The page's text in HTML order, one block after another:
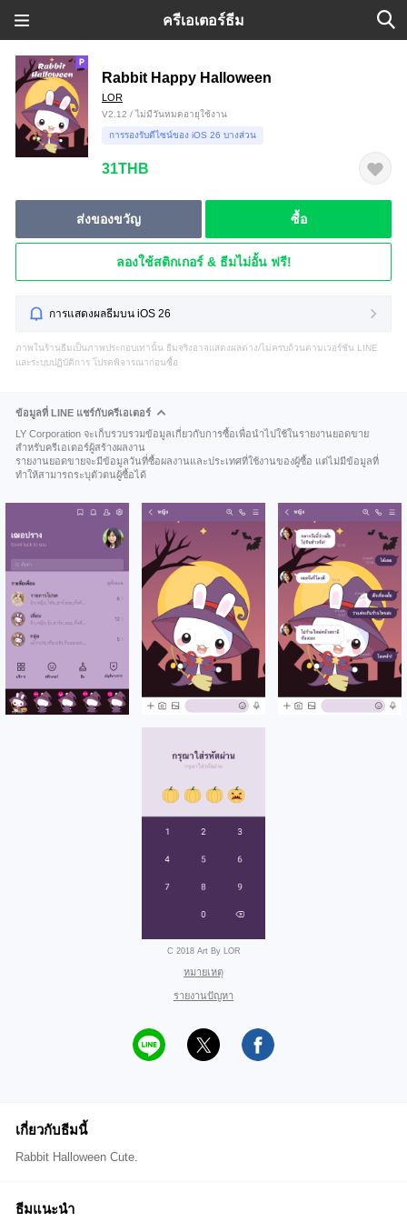
ครีเอเตอร์ธีม
Rabbit Happy Halloween
LOR
V2.12 / ไม่มีวันหมดอายุใช้งาน
การรองรับดีไซน์ของ iOS 26 บางส่วน
31THB
ส่งของขวัญ ซื้อ
ลองใช้สติกเกอร์ & ธีมไม่อั้น ฟรี!
การแสดงผลธีมบน iOS 26
ภาพในร้านธีมเป็นภาพประกอบเท่านั้น ธีมจริงอาจแสดงผลต่าง/ไม่ครบถ้วนตามเวอร์ชัน LINE
และระบบปฏิบัติการ โปรดพิจารณาก่อนซื้อ
ข้อมูลที่ LINE แชร์กับครีเอเตอร์
LY Corporation จะเก็บรวบรวมข้อมูลเกี่ยวกับการซื้อเพื่อนำไปใช้ในรายงานยอดขาย
สำหรับครีเอเตอร์ผู้สร้างผลงาน
รายงานยอดขายจะมีข้อมูลวันที่ซื้อผลงานและประเทศที่ใช้งานของผู้ซื้อ แต่ไม่มีข้อมูลที่
ทำให้สามารถระบุตัวตนผู้ซื้อได้
C 2018 Art By LOR
หมายเหตุ
รายงานปัญหา
เกี่ยวกับธีมนี้
Rabbit Halloween Cute.
ธีมแนะนำ